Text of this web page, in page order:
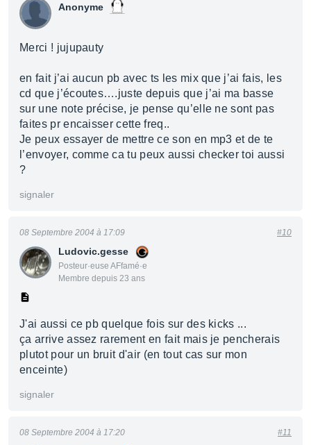
Anonyme
Merci ! jujupauty
en fait j’ai aucun pb avec ts les mix que j’ai fais, les
cd que j’écoutes….juste depuis que j’ai ma basse
sur une note précise, je pense qu’elle ne sont pas
faites pr encaisser cette freq..
Je peux essayer de mettre ce son en mp3 et de te
l’envoyer, comme ca tu peux aussi checker toi aussi
?
signaler
Ludovic.gesse
Posteur·euse AFfamé·e
Membre depuis 23 ans
08 Septembre 2004 à 17:09 #10
J'ai aussi ce pb quelque fois sur des kicks ...
ça arrive assez rarement en fait mais je pencherais
plutot pour un bruit d'air (en tout cas sur mon
enceinte)
signaler
08 Septembre 2004 à 17:20 #11